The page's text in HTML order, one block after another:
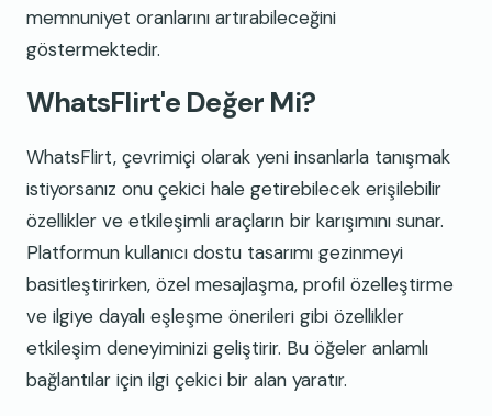
memnuniyet oranlarını artırabileceğini
göstermektedir.
WhatsFlirt'e Değer Mi?
WhatsFlirt, çevrimiçi olarak yeni insanlarla tanışmak
istiyorsanız onu çekici hale getirebilecek erişilebilir
özellikler ve etkileşimli araçların bir karışımını sunar.
Platformun kullanıcı dostu tasarımı gezinmeyi
basitleştirirken, özel mesajlaşma, profil özelleştirme
ve ilgiye dayalı eşleşme önerileri gibi özellikler
etkileşim deneyiminizi geliştirir. Bu öğeler anlamlı
bağlantılar için ilgi çekici bir alan yaratır.